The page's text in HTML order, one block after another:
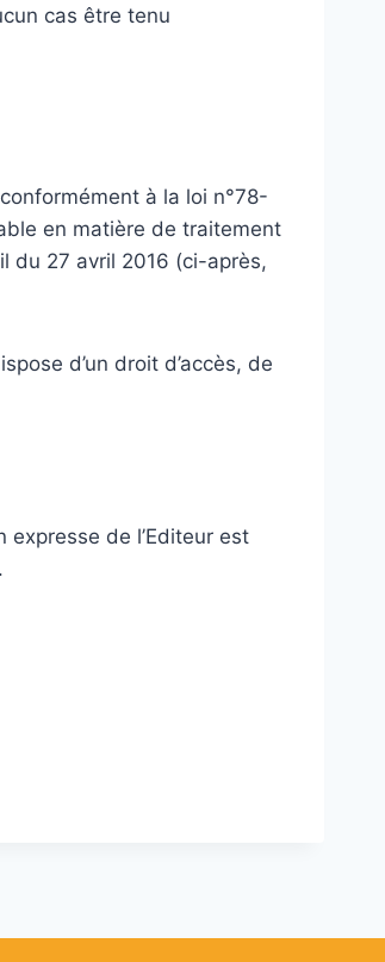
cas être tenu
à la loi n°78-
en matière de traitement
du 27 avril 2016 (ci-après,
d’un droit d’accès, de
de l’Editeur est